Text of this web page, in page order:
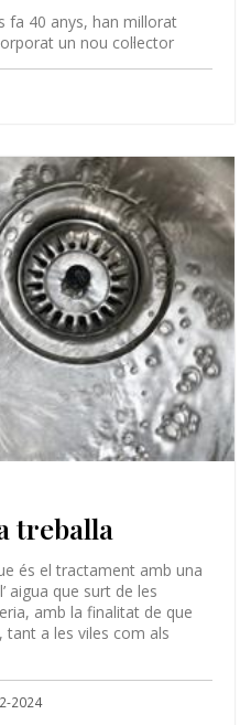
fa 40 anys, han millorat
un nou col·lector
treballa
és el tractament amb una
aigua que surt de les
amb la finalitat de que
tant a les viles com als
2024